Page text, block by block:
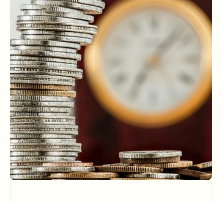
Carrière
Avocat collaborateur et relation client
publié le27/10/2025